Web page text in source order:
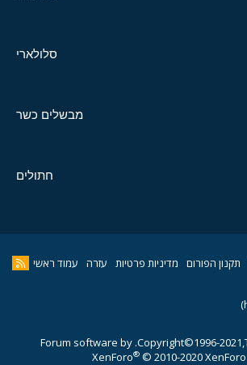
סלולארי
מבשלים כשר
חתולים
תקנון הפורום מדיניות פרטיות עזרה עמוד ראשי
Copyright©1996-
Forum software by
XenForo® © 2010-2020 XenForo